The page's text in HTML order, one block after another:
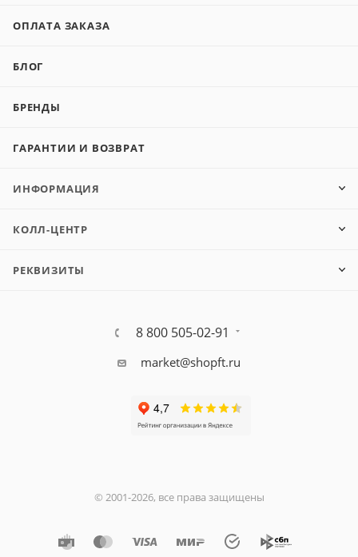
ОПЛАТА ЗАКАЗА
БЛОГ
БРЕНДЫ
ГАРАНТИИ И ВОЗВРАТ
ИНФОРМАЦИЯ
КОЛЛ-ЦЕНТР
РЕКВИЗИТЫ
8 800 505-02-91
market@shopft.ru
© 2001-2026, все права защищены